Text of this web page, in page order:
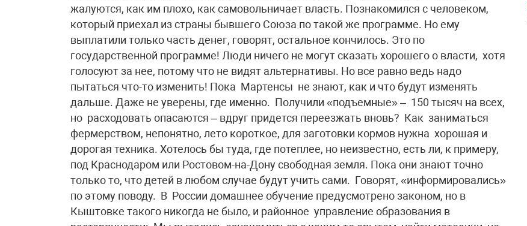
жалуются, как им плохо, как самовольничает власть. Познакомился с человеком,
который приехал из страны бывшего Союза по такой же программе. Но ему
выплатили только часть денег, говорят, остальное кончилось. Это по
государственной программе! Люди ничего не могут сказать хорошего о власти, хотя
голосуют за нее, потому что не видят альтернативы. Но все равно ведь надо
пытаться что-то изменить! Пока Мартенсы не знают, как и что будут изменять
дальше. Даже не уверены, где именно. Получили «подъемные» – 150 тысяч на всех,
но расходовать опасаются – вдруг придется переезжать вновь? Как заниматься
фермерством, непонятно, лето короткое, для заготовки кормов нужна хорошая и
дорогая техника. Хотелось бы туда, где потеплее, но неизвестно, есть ли, к примеру,
под Краснодаром или Ростовом-на-Дону свободная земля. Пока они знают точно
только то, что детей в любом случае будут учить сами. Говорят, «информировались»
по этому поводу. В России домашнее обучение предусмотрено законом, но в
Кыштовке такого никогда не было, и районное управление образования в